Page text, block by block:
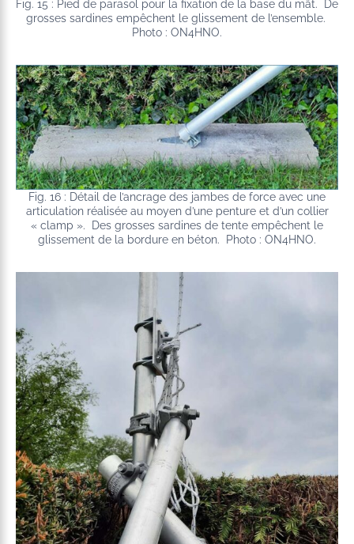
Fig. 15 : Pied de parasol pour la fixation de la base du mât. De
grosses sardines empêchent le glissement de l’ensemble.
Photo : ON4HNO.
Fig. 16 : Détail de l’ancrage des jambes de force avec une
articulation réalisée au moyen d’une penture et d’un collier
« clamp ». Des grosses sardines de tente empêchent le
glissement de la bordure en béton. Photo : ON4HNO.